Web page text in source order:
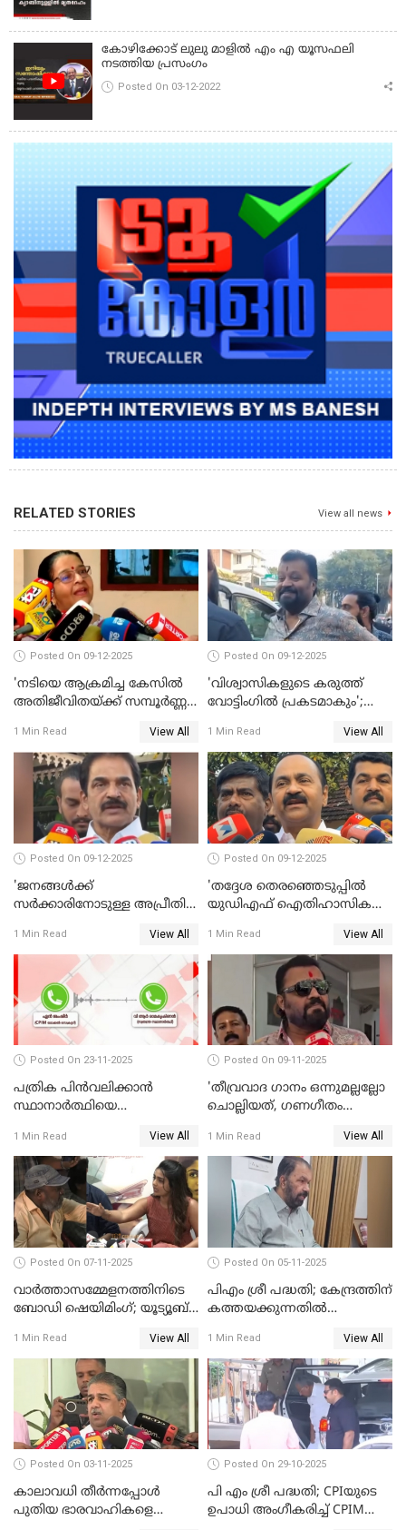
കോഴിക്കോട് ലുലു മാളിൽ എം എ യൂസഫലി
നടത്തിയ പ്രസംഗം
Posted On 03-12-2022
RELATED STORIES View all news
Posted On 09-12-2025
'നടിയെ ആക്രമിച്ച കേസില്‍
അതിജീവിതയ്ക്ക് സമ്പൂര്‍ണ്ണ
MLA WATCH VIDEO
1 Min Read View All
Posted On 09-12-2025
'വിശ്വാസികളുടെ കരുത്ത്
വോട്ടിംഗില്‍ പ്രകടമാകും';
1 Min Read View All
Posted On 09-12-2025
'ജനങ്ങള്‍ക്ക്
സര്‍ക്കാരിനോടുള്ള അപ്രീതി
പ്രതിഫലിക്കും'; കെ.സി
വേണുഗോപാല്‍ WATCH
1 Min Read View All
Posted On 09-12-2025
'തദ്ദേശ തെരഞ്ഞെടുപ്പില്‍
യുഡിഎഫ് ഐതിഹാസിക
സതീശന്‍ WATCH VIDEO
1 Min Read View All
Posted On 23-11-2025
പത്രിക പിന്‍വലിക്കാന്‍
സ്ഥാനാര്‍ത്ഥിയെ
WATCH VIDEO
1 Min Read View All
Posted On 09-11-2025
'തീവ്രവാദ ഗാനം ഒന്നുമല്ലല്ലോ
ചൊല്ലിയത്, ഗണഗീതം
ഭാഗം'; സുരേഷ് ഗോപി WATCH
VIDEO
1 Min Read View All
Posted On 07-11-2025
വാർത്താസമ്മേളനത്തിനിടെ
ബോഡി ഷെയിമിംഗ്; യൂട്യൂബ്
മറുപടിയുമായി ഗൗരി കിഷന്‍
WATCH VIDEO
1 Min Read View All
Posted On 05-11-2025
പിഎം ശ്രീ പദ്ധതി; കേന്ദ്രത്തിന്
കത്തയക്കുന്നതില്‍
വി.ശിവന്‍കുട്ടി WATCH VIDEO
1 Min Read View All
Posted On 03-11-2025
കാലാവധി തീര്‍ന്നപ്പോള്‍
പുതിയ ഭാരവാഹികളെ
Posted On 29-10-2025
പി എം ശ്രീ പദ്ധതി; CPIയുടെ
ഉപാധി അംഗീകരിച്ച് CPIM